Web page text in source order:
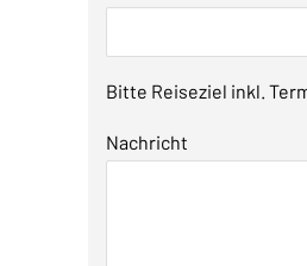
Bitte Reiseziel inkl.
Nachricht